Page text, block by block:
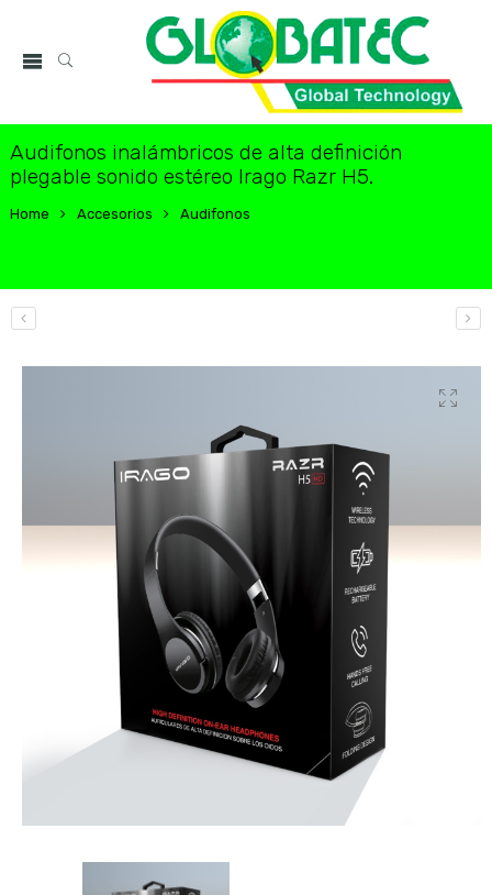
Audifonos inalámbricos de alta definición
plegable sonido estéreo Irago Razr H5.
Home Accesorios Audifonos